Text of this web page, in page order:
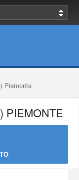
Piemonte
PIEMONTE